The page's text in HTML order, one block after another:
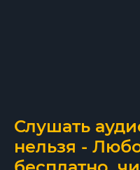
Слушать
нельзя -